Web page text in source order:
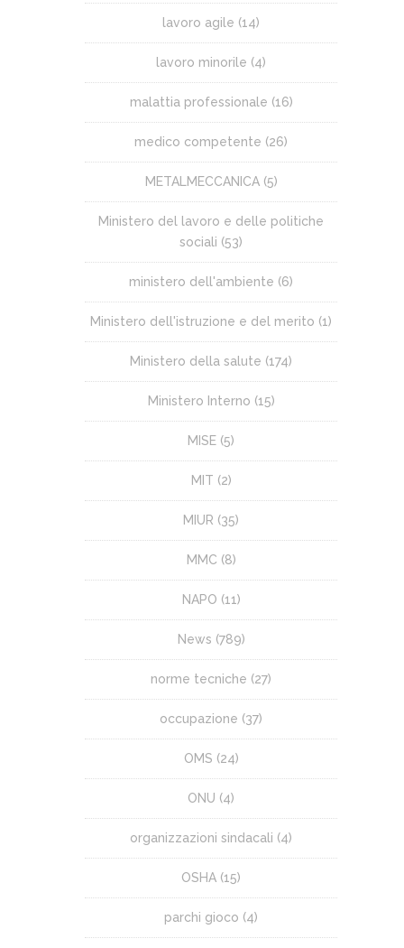
lavoro agile (14)
lavoro minorile (4)
malattia professionale (16)
medico competente (26)
METALMECCANICA(5)
Ministero del lavoro e delle politiche
sociali (53)
ministero dell'ambiente (6)
Ministero dell'istruzione e del merito (1)
Ministero della salute (174)
Ministero Interno (15)
MISE (5)
MIT (2)
MIUR (35)
MMC (8)
NAPO (11)
News (789)
norme tecniche (27)
occupazione (37)
OMS (24)
ONU (4)
organizzazioni sindacali (4)
OSHA (15)
parchi gioco (4)